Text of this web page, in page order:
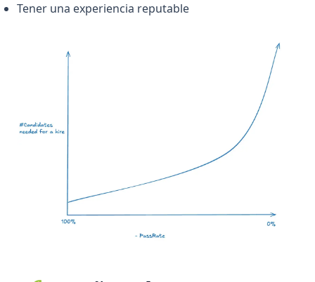
Tener una experiencia reputable